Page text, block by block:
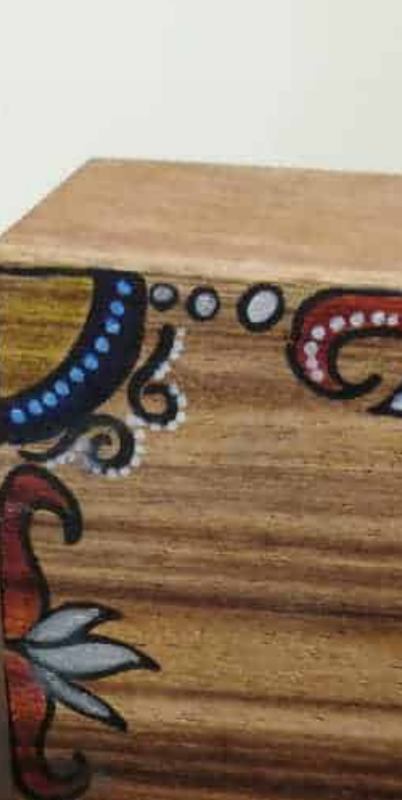
הכרחי
את
העוגיות
האלה
אי
אפשר
לכבות,
הן
חיוניות
בשביל
שהאתר
שצריך.
סטטיסטיקה
ואנליזות
כדי שנוכל
להמשיך
ולשפר את
האתר שלנו,
אנחנו
משתמשים
באיסוף
נתונים
סטטיסטים
ואנליזות
מתקדמות של